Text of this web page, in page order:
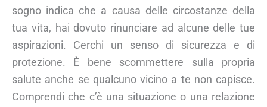
sogno indica che a causa delle circostanze della
tua vita, hai dovuto rinunciare ad alcune delle tue
aspirazioni. Cerchi un senso di sicurezza e di
protezione. È bene scommettere sulla propria
salute anche se qualcuno vicino a te non capisce.
Comprendi che c’è una situazione o una relazione